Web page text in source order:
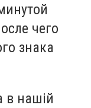
чего
знака
в нашій